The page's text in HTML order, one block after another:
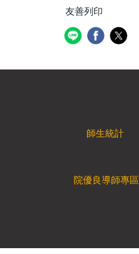
友善列印
師生統計
院優良導師專區